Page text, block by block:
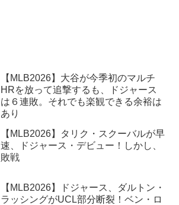
【MLB2026】大谷が今季初のマルチ
HRを放って追撃するも、ドジャース
は６連敗。それでも楽観できる余裕は
あり
【MLB2026】タリク・スクーバルが早
速、ドジャース・デビュー！しかし、
敗戦
【MLB2026】ドジャース、ダルトン・
ラッシングがUCL部分断裂！ベン・ロ